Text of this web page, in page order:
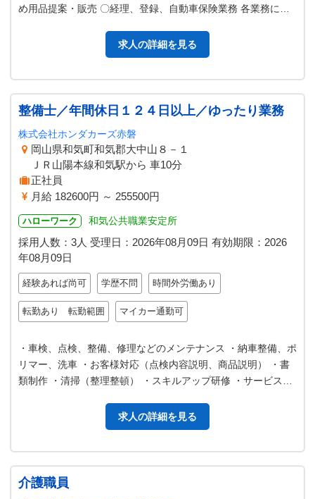
め用品提案・販売 〇経理、登録、自動車保険業務 各業務に沿
求人の詳細を見る
整備士／年間休日１２４日以上／ゆったり業務
株式会社ホンダカーズ赤磐
岡山県和気町和気郡大中山８－１
ＪＲ山陽本線和気駅から 車10分
正社員
月給 182600円 ～ 255500円
ハローワーク 和気公共職業安定所
採用人数：3人 受理日： 2026年08月09日 有効期限： 2026
年08月09日
経験あれば尚可 学歴不問 時間外労働あり
転勤あり 転勤範囲 マイカー通勤可
・車検、点検、整備、修理などのメンテナンス ・納車整備、ポ
リマー、洗車 ・お客様対応（点検内容説明、商品説明） ・書
類制作 ・清掃（整理整頓） ・スキルアップ研修 ・サービスキ
求人の詳細を見る
介護職員